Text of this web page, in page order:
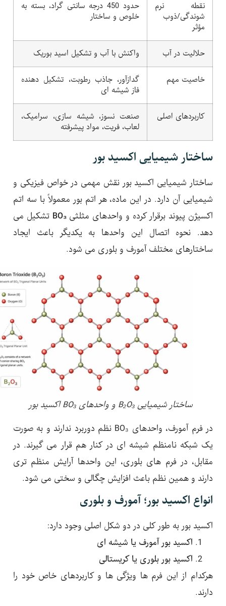
نقطه نرم
شوندگی/ذوب
مؤثر
حدود 450 درجه سانتی گراد، بسته به
خلوص و ساختار
حلالیت در آب واکنش با آب و تشکیل اسید بوریک
خاصیت مهم
گدازآور، جاذب رطوبت، تشکیل دهنده
فاز شیشه ای
کاربردهای اصلی
صنعت نسوز، شیشه سازی، سرامیک،
لعاب، فریت، مواد پیشرفته
ساختار شیمیایی اکسید بور
ساختار شیمیایی اکسید بور نقش مهمی در خواص فیزیکی و
شیمیایی آن دارد. در این ماده، هر اتم بور معمولاً با سه اتم
اکسیژن پیوند برقرار کرده و واحدهای مثلثیBO₃تشکیل می
دهد. نحوه اتصال این واحدها به یکدیگر باعث ایجاد
ساختارهای مختلف آمورف و بلوری می شود.
ساختار شیمیایی B₂O₃ و واحدهای BO₃ اکسید بور
در فرم آمورف، واحدهای BO₃ نظم دوربرد ندارند و به صورت
یک شبکه نامنظم شیشه ای در کنار هم قرار می گیرند. در
مقابل، در فرم های بلوری، این واحدها آرایش منظم تری
دارند و همین نظم باعث افزایش چگالی و سختی می شود.
انواع اکسید بور؛ آمورف و بلوری
اکسید بور به طور کلی در دو شکل اصلی وجود دارد:
اکسید بور آمورف یا شیشه ای
اکسید بور بلوری یا کریستالی
هرکدام از این فرم ها ویژگی ها و کاربردهای خاص خود را
دارند.